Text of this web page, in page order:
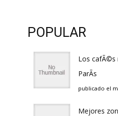
POPULAR
Los cafÃ©s
ParÃ­s
publicado el
Mejores